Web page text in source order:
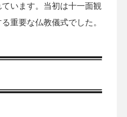
います。当初は十一面観
重要な仏教儀式でした。